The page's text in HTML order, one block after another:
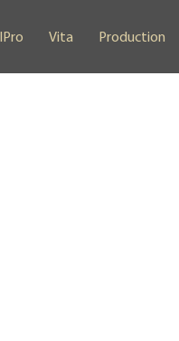
Vita Production